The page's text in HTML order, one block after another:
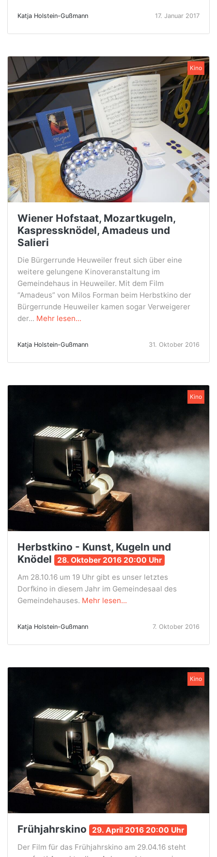
Katja Holstein-Gußmann 17. Januar 2017
Kino
Wiener Hofstaat, Mozartkugeln,
Kaspressknödel, Amadeus und
Salieri
Die Bürgerrunde Heuweiler freut sich über eine
weitere gelungene Kinoveranstaltung im
Gemeindehaus in Heuweiler. Mit dem Film
“Amadeus” von Milos Forman beim Herbstkino der
Bürgerrunde Heuweiler kamen sogar Verweigerer
der... Mehr lesen...
Katja Holstein-Gußmann 31. Oktober 2016
Kino
Herbstkino - Kunst, Kugeln und
Knödel
28. Oktober 2016 20:00 Uhr
Am 28.10.16 um 19 Uhr gibt es unser letztes
Dorfkino in diesem Jahr im Gemeindesaal des
Gemeindehauses. Mehr lesen...
Katja Holstein-Gußmann 7. Oktober 2016
Kino
Frühjahrskino
29. April 2016 20:00 Uhr
Der Film für das Frühjahrskino am 29.04.16 steht